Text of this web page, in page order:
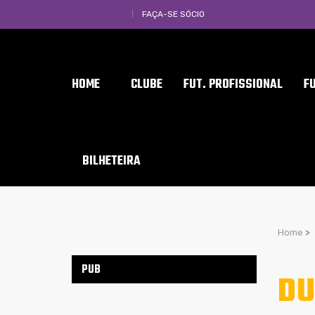
FAÇA-SE SÓCIO
HOME CLUBE FUT. PROFISSIONAL
BILHETEIRA
Home >
PUB